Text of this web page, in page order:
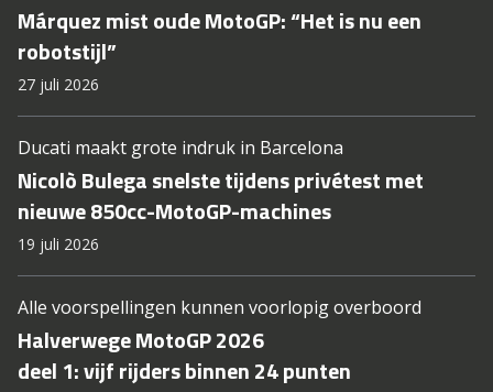
Márquez mist oude MotoGP: “Het is nu een
robotstijl”
27 juli 2026
Ducati maakt grote indruk in Barcelona
Nicolò Bulega snelste tijdens privétest met
nieuwe 850cc-MotoGP-machines
19 juli 2026
Alle voorspellingen kunnen voorlopig overboord
Halverwege MotoGP 2026
deel 1: vijf rijders binnen 24 punten